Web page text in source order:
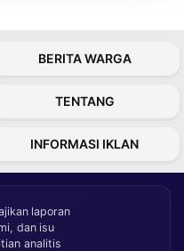
BERITA WARGA
TENTANG
INFORMASI IKLAN
laporan
dan isu
analitis